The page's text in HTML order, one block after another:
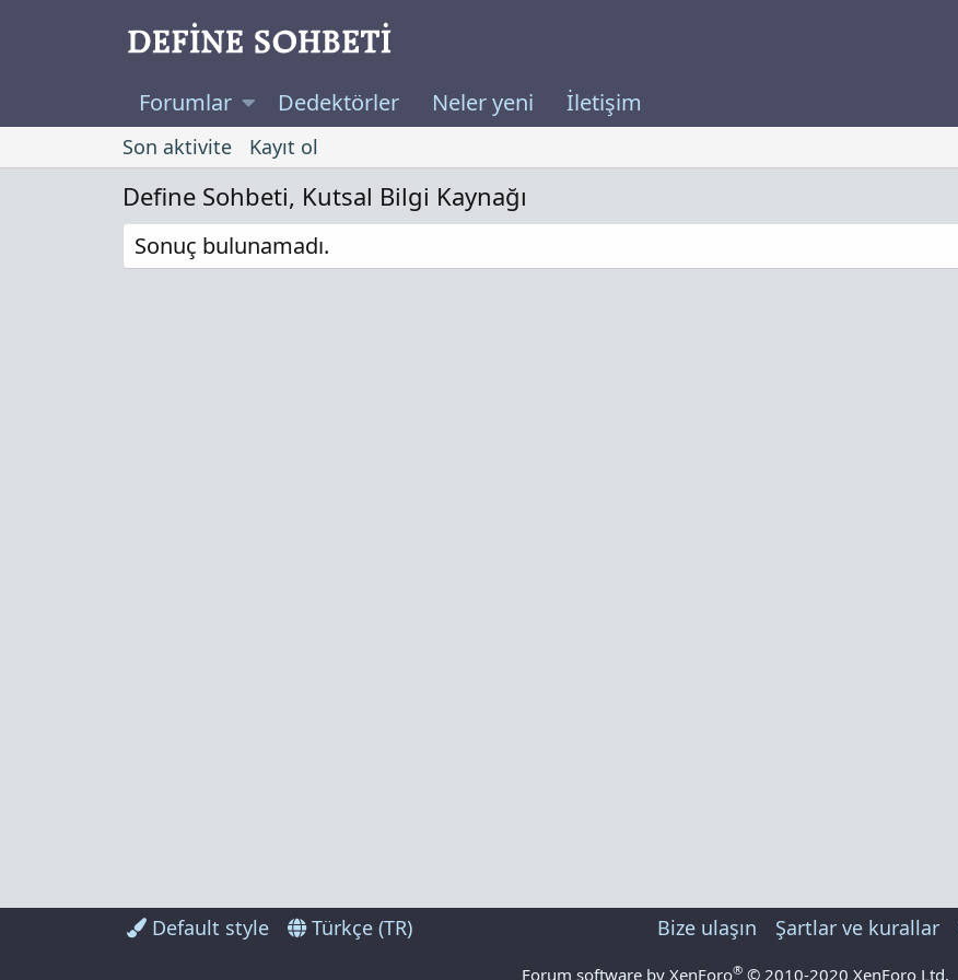
Forumlar Dedektörler Neler yeni İletişim
Son aktivite Kayıt ol
Define Sohbeti, Kutsal Bilgi Kaynağı
Sonuç bulunamadı.
Default style Türkçe (TR) Bize ulaşın Şartlar ve kurallar
Forum software by XenForo® © 2010-2020 XenForo Ltd.